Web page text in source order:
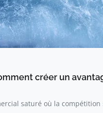
créer un
saturé où la compétition